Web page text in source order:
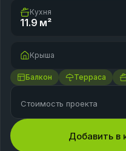
Кухня
11.9 м²
Крыша
Балкон Терраса
Стоимость проекта
Добавить в